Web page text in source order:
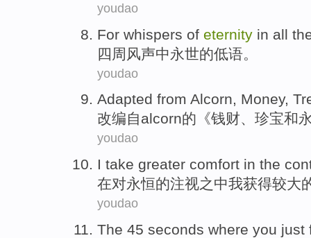
youdao
For whispers of eternity in all
四周 风声中永世的低语。
youdao
Adapted from Alcorn, Money,
改编自alcorn的《钱财、 珍宝和
youdao
I take greater comfort in the
在对永恒的注视之中我获得较大
youdao
The 45 seconds where you just